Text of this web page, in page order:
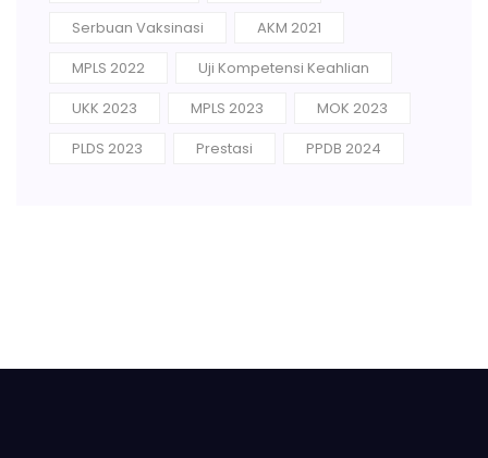
Serbuan Vaksinasi
AKM 2021
MPLS 2022
Uji Kompetensi Keahlian
UKK 2023
MPLS 2023
MOK 2023
PLDS 2023
Prestasi PPDB 2024